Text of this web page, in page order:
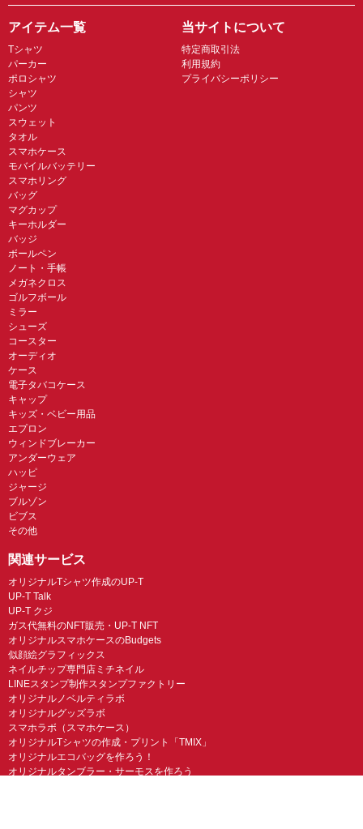
アイテム一覧
Tシャツ
パーカー
ポロシャツ
シャツ
パンツ
スウェット
タオル
スマホケース
モバイルバッテリー
スマホリング
バッグ
マグカップ
キーホルダー
バッジ
ボールペン
ノート・手帳
メガネクロス
ゴルフボール
ミラー
シューズ
コースター
オーディオ
ケース
電子タバコケース
キャップ
キッズ・ベビー用品
エプロン
ウィンドブレーカー
アンダーウェア
ハッピ
ジャージ
ブルゾン
ビブス
その他
当サイトについて
特定商取引法
利用規約
プライバシーポリシー
関連サービス
オリジナルTシャツ作成のUP-T
UP-T Talk
UP-T クジ
ガス代無料のNFT販売・UP-T NFT
オリジナルスマホケースのBudgets
似顔絵グラフィックス
ネイルチップ専門店ミチネイル
LINEスタンプ制作スタンプファクトリー
オリジナルノベルティラボ
オリジナルグッズラボ
スマホラボ（スマホケース）
オリジナルTシャツの作成・プリント「TMIX」
オリジナルエコバッグを作ろう！
オリジナルタンブラー・サーモスを作ろう